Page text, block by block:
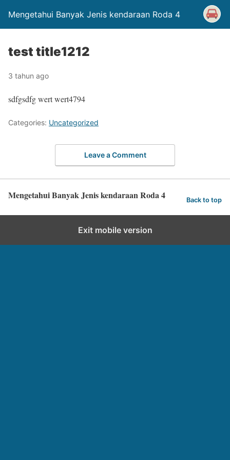
Mengetahui Banyak Jenis kendaraan Roda 4
test title1212
3 tahun ago
sdfgsdfg wert wert4794
Categories: Uncategorized
Leave a Comment
Mengetahui Banyak Jenis kendaraan Roda 4 Back to top
Exit mobile version